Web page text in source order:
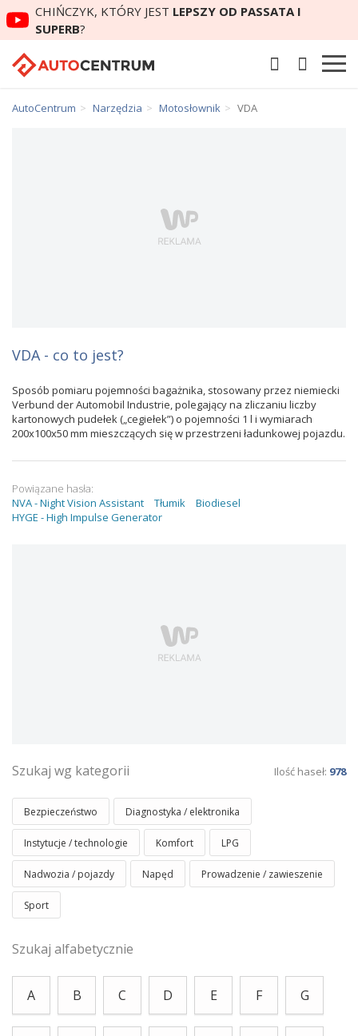
CHIŃCZYK, KTÓRY JEST LEPSZY OD PASSATA I
SUPERB?
AutoCentrum Narzędzia Motosłownik VDA
VDA - co to jest?
Sposób pomiaru pojemności bagażnika, stosowany przez niemiecki
Verbund der Automobil Industrie, polegający na zliczaniu liczby
kartonowych pudełek („cegiełek”) o pojemności 1 l i wymiarach
200x100x50 mm mieszczących się w przestrzeni ładunkowej pojazdu.
Powiązane hasła:
NVA - Night Vision Assistant
Tłumik
Biodiesel
HYGE - High Impulse Generator
Szukaj wg kategorii Ilość haseł: 978
Bezpieczeństwo Diagnostyka / elektronika
Instytucje / technologie Komfort LPG
Nadwozia / pojazdy Napęd Prowadzenie / zawieszenie
Sport
Szukaj alfabetycznie
A B C D E F G